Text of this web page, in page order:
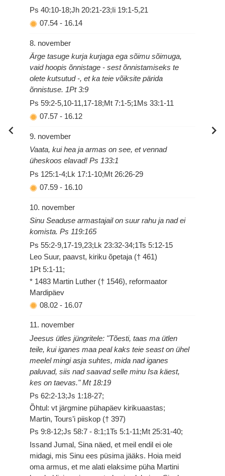
Ps 40:10-18;Jh 20:21-23;Ii 19:1-5,21
07.54 - 16.14
8. november
Ärge tasuge kurja kurjaga ega sõimu sõimuga,
vaid hoopis õnnistage - sest õnnistamiseks te
olete kutsutud -, et ka teie võiksite pärida
õnnistuse. 1Pt 3:9
Ps 59:2-5,10-11,17-18;Mt 7:1-5;1Ms 33:1-11
07.57 - 16.12
9. november
Vaata, kui hea ja armas on see, et vennad
üheskoos elavad! Ps 133:1
Ps 125:1-4;Lk 17:1-10;Mt 26:26-29
07.59 - 16.10
10. november
Sinu Seaduse armastajail on suur rahu ja nad ei
komista. Ps 119:165
Ps 55:2-9,17-19,23;Lk 23:32-34;1Ts 5:12-15
Leo Suur, paavst, kiriku õpetaja († 461)
1Pt 5:1-11;
* 1483 Martin Luther († 1546), reformaator
Mardipäev
08.02 - 16.07
11. november
Jeesus ütles jüngritele: "Tõesti, taas ma ütlen
teile, kui iganes maa peal kaks teie seast on ühel
meelel mingi asja suhtes, mida nad iganes
paluvad, siis nad saavad selle minu Isa käest,
kes on taevas." Mt 18:19
Ps 62:2-13;Js 1:18-27;
Õhtul: vt järgmine pühapäev kirikuaastas;
Martin, Tours’i piiskop († 397)
Ps 9:8-12;Js 58:7 - 8:1;1Ts 5:1-11;Mt 25:31-40;
Issand Jumal, Sina näed, et meil endil ei ole
midagi, mis Sinu ees püsima jääks. Hoia meid
oma armus, et me alati elaksime püha Martini